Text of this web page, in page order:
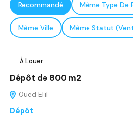
Recommandé Même Type De
Même Ville Même Statut
À Louer
Dépôt de 800 m2
Oued Ellil
Dépôt